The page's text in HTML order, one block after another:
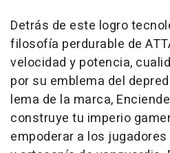
Detrás de este logro
filosofía perdurable de
velocidad y potencia,
por su emblema del
lema de la marca,
construye tu imperio
empoderar a los